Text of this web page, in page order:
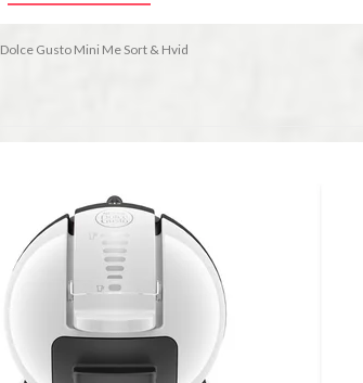
Dolce Gusto Mini Me Sort & Hvid